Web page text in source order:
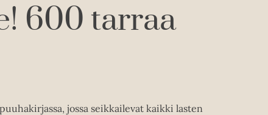
600 tarraa
jossa seikkailevat kaikki lasten